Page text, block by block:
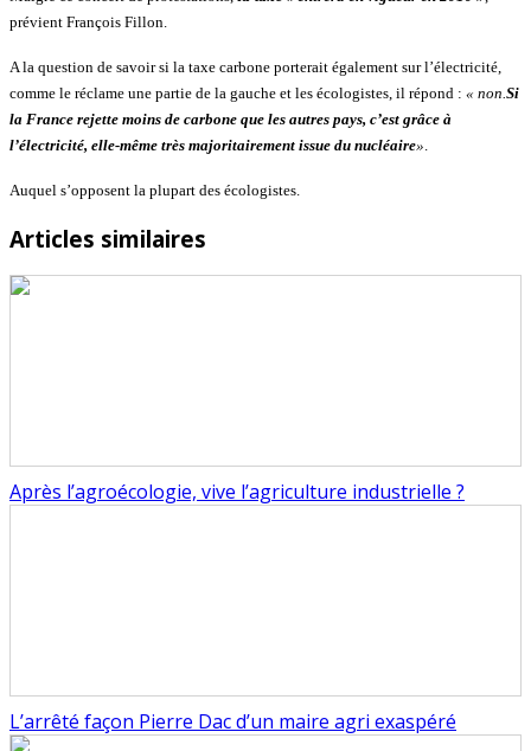
prévient François Fillon.
A la question de savoir si la taxe carbone porterait également sur l’électricité,
comme le réclame une partie de la gauche et les écologistes, il répond : « non. Si
la France rejette moins de carbone que les autres pays, c’est grâce à
l’électricité, elle-même très majoritairement issue du nucléaire»
Auquel s’opposent la plupart des écologistes.
Articles similaires
Après l’agroécologie, vive l’agriculture industrielle ?
L’arrêté façon Pierre Dac d’un maire agri exaspéré